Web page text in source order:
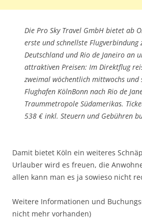
Die Pro Sky Travel GmbH bietet ab
erste und schnellste Flugverbindung
Deutschland und Rio de Janeiro an
attraktiven Preisen: Im Direktflug
zweimal wöchentlich mittwochs und
Flughafen KölnBonn nach Rio de
Traummetropole Südamerikas.
538 € inkl. Steuern und Gebühren
Damit bietet Köln ein weiteres
Urlauber wird es freuen, die
allen kann man es ja sowieso nicht
Weitere Informationen und
nicht mehr vorhanden)